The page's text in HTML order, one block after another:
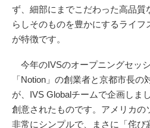
ず、細部にまでこだわった高品質
らしそのものを豊かにするライ
が特徴です。
今年のIVSのオープニングセッ
「Notion」の創業者と京都市長
が、IVS Globalチームで企画しま
創意されたものです。アメリカの
非常にシンプルで、まさに「侘び